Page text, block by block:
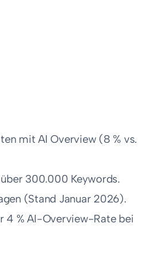
mit AI Overview (8 % vs.
300.000 Keywords.
(Stand Januar 2026).
4 % AI-Overview-Rate bei